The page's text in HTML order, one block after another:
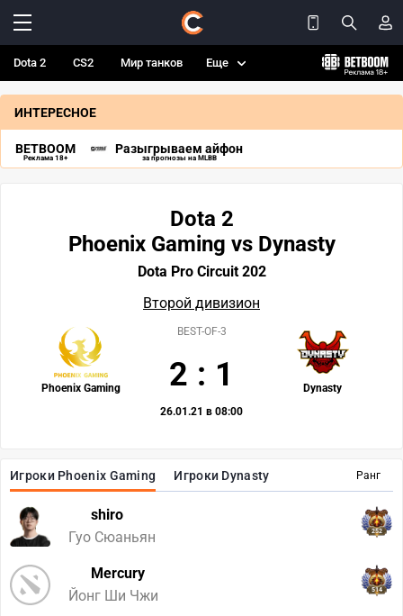
Dota 2 CS2 Мир танков Еще
ИНТЕРЕСНОЕ
BETBOOM
Реклама 18+
Разыгрываем айфон
за прогнозы на MLBB
Ранг
Игроки Phoenix Gaming Игроки Dynasty
shiro
Гуо Сюаньян
252
Mercury
Йонг Ши Чжи
514
Dota 2
Phoenix Gaming vs Dynasty
Dota Pro Circuit 202
Второй дивизион
Phoenix Gaming Dynasty
BEST-OF-3
2 : 1
26.01.21 в 08:00